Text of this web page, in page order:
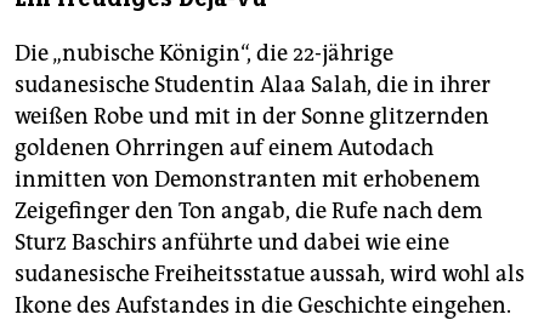
Die „nubische Königin“, die 22-jährige
sudanesische Studentin Alaa Salah, die in ihrer
weißen Robe und mit in der Sonne glitzernden
goldenen Ohrringen auf einem Autodach
inmitten von ­Demonstranten mit erhobenem
Zeigefinger den Ton angab, die Rufe nach dem
Sturz Baschirs anführte und dabei wie eine
sudanesische Freiheitsstatue aussah, wird wohl als
Ikone des Aufstandes in die Geschichte eingehen.